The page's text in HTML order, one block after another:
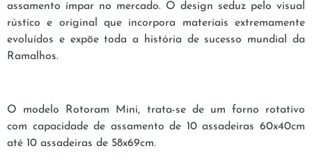
assamento ímpar no mercado. O design seduz pelo visual
rústico e original que incorpora materiais extremamente
evoluídos e expõe toda a história de sucesso mundial da
Ramalhos.
O modelo Rotoram Mini, trata-se de um forno rotativo
com capacidade de assamento de 10 assadeiras 60x40cm
até 10 assadeiras de 58x69cm.